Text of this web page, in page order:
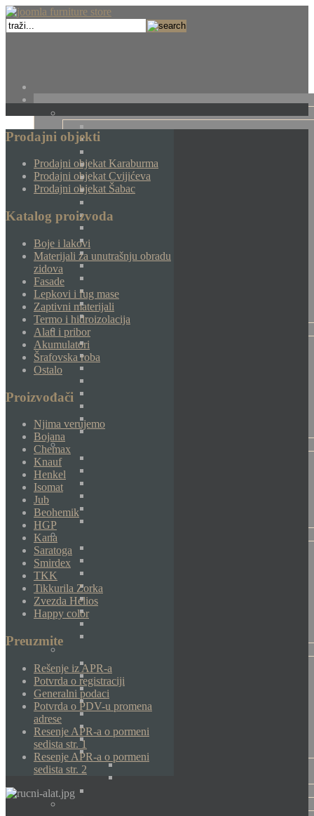
Prodajni objekti
Prodajni objekat Karaburma
Prodajni objekat Cvijićeva
Prodajni objekat Šabac
Katalog proizvoda
Boje i lakovi
Materijali za unutrašnju obradu
zidova
Fasade
Lepkovi i fug mase
Zaptivni materijali
Termo i hidroizolacija
Alati i pribor
Akumulatori
Šrafovska roba
Ostalo
Proizvođači
Njima verujemo
Bojana
Chemax
Knauf
Henkel
Isomat
Jub
Beohemik
HGP
Kana
Saratoga
Smirdex
TKK
Tikkurila Zorka
Zvezda Helios
Happy color
Preuzmite
Rešenje iz APR-a
Potvrda o registraciji
Generalni podaci
Potvrda o PDV-u promena
adrese
Resenje APR-a o pormeni
sedista str. 1
Resenje APR-a o pormeni
sedista str. 2